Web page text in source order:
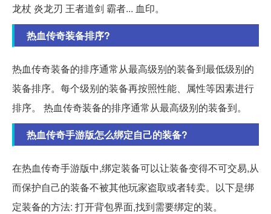
龙杖 炎龙刃 王者道剑 霸者... 血印。
热血传奇装备排序?
热血传奇装备的排序通常从最高级别的装备到最低级别的
装备排序。每个级别的装备再按照性能、属性等因素进行
排序。 热血传奇装备的排序通常从最高级别的装备到。
热血传奇手游版怎么绑定自己的装备?
在热血传奇手游版中,绑定装备可以让装备变得不可交易,从
而保护自己的装备不被其他玩家盗取或者转卖。以下是绑
定装备的方法: 打开背包界面,找到需要绑定的装。